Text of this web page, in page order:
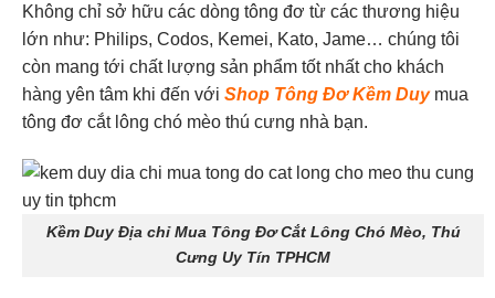
Không chỉ sở hữu các dòng tông đơ từ các thương hiệu
lớn như: Philips, Codos, Kemei, Kato, Jame… chúng tôi
còn mang tới chất lượng sản phẩm tốt nhất cho khách
hàng yên tâm khi đến với Shop Tông Đơ Kềm Duymua
tông đơ cắt lông chó mèo thú cưng nhà bạn.
Kềm Duy Địa chỉ Mua Tông Đơ Cắt Lông Chó Mèo, Thú
Cưng Uy Tín TPHCM